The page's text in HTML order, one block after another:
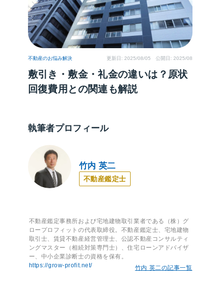
不動産のお悩み解決 更新日: 2025/08/05 公開日: 2025/08
敷引き・敷金・礼金の違いは？原状
回復費用との関連も解説
執筆者プロフィール
竹内 英二
不動産鑑定士
不動産鑑定事務所および宅地建物取引業者である（株）グ
ロープロフィットの代表取締役。不動産鑑定士、宅地建物
取引士、賃貸不動産経営管理士、公認不動産コンサルティ
ングマスター（相続対策専門士）、住宅ローンアドバイザ
ー、中小企業診断士の資格を保有。
https://grow-profit.net/
竹内 英二の記事一覧